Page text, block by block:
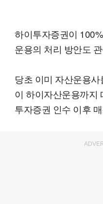
하이투자증권이
운용의 처리 방안도
당초 이미 자산운용
이 하이자산운용까지
투자증권 인수 이후